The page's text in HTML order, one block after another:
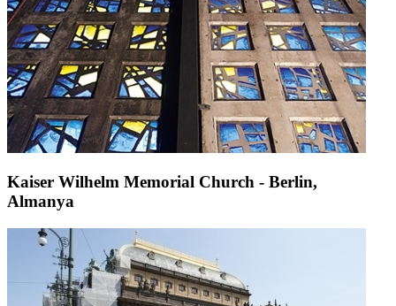
Kaiser Wilhelm Memorial Church - Berlin,
Almanya